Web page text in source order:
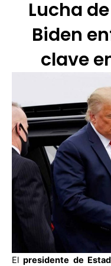
Lucha
Biden
clave
Elpresidente de